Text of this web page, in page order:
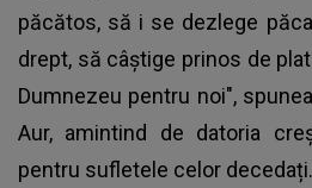
păcătos, să i se dezlege
drept, să câștige prinos de
Dumnezeu pentru noi",
Aur, amintind de datoria
pentru sufletele celor decedați.